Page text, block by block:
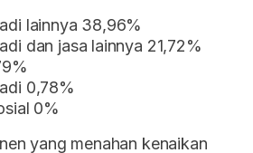
lainnya 38,96%
dan jasa lainnya 21,72%
0,78%
0%
yang menahan kenaikan